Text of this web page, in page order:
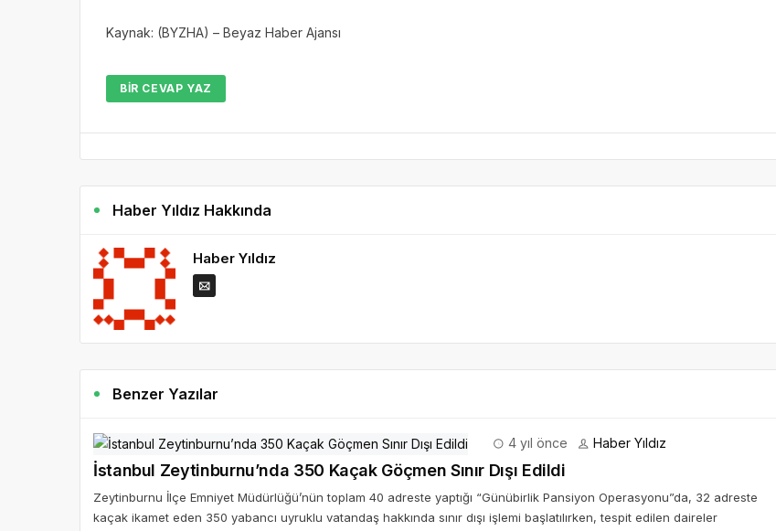
Kaynak: (BYZHA) – Beyaz Haber Ajansı
BIR CEVAP YAZ
Haber Yıldız Hakkında
Haber Yıldız
Benzer Yazılar
4 yıl önce Haber Yıldız
İstanbul Zeytinburnu’nda 350 Kaçak Göçmen Sınır Dışı Edildi
Zeytinburnu İlçe Emniyet Müdürlüğü’nün toplam 40 adreste yaptığı “Günübirlik Pansiyon Operasyonu”da, 32 adreste
kaçak ikamet eden 350 yabancı uyruklu vatandaş hakkında sınır dışı işlemi başlatılırken, tespit edilen daireler